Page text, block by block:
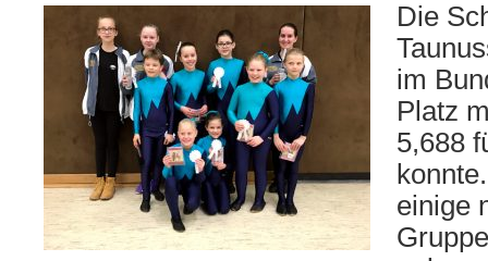
Die
im
Platz
5,688
einige